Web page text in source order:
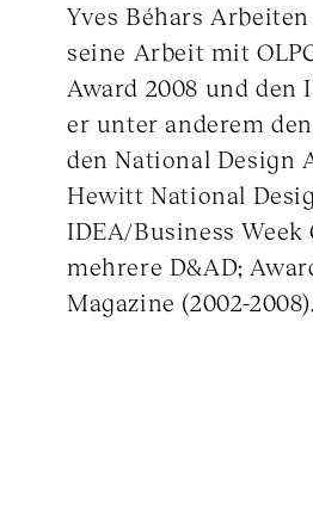
Yves Béhars
seine Arbeit mit
Award 2008 und den
er unter anderem
den National Design
Hewitt National
IDEA/Business Week
mehrere D&AD;
Magazine (2002-2008).